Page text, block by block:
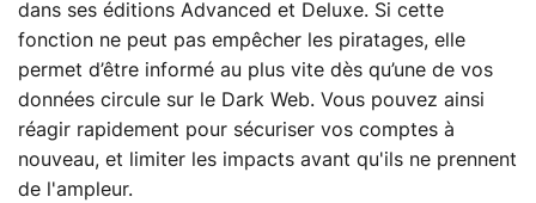
dans ses éditions Advanced et Deluxe. Si cette
fonction ne peut pas empêcher les piratages, elle
permet d’être informé au plus vite dès qu’une de vos
données circule sur le Dark Web. Vous pouvez ainsi
réagir rapidement pour sécuriser vos comptes à
nouveau, et limiter les impacts avant qu'ils ne prennent
de l'ampleur.